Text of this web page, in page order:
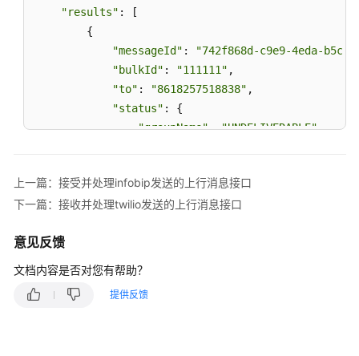
wechat
并
处
送
的
"results" : [
        {
"messageId" :
"742f868d-c9e9-4eda-b5c0-
"bulkId" : "111111" ,
"to" : "8618257518838" ,
"status" : {
"groupName": "UNDELIVERABLE",
            }
        }
}
上一篇：接受并处理infobip发送的上行消息接口
下一篇：接收并处理twilio发送的上行消息接口
意见反馈
文档内容是否对您有帮助？
提供反馈